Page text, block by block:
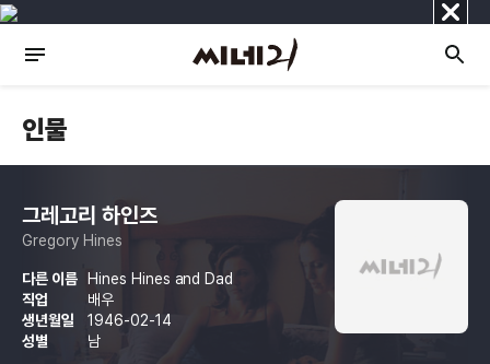
닫
기
인물
그레고리 하인즈
Gregory Hines
다른 이름
Hines Hines and Dad
직업
배우
생년월일
1946-02-14
성별
남